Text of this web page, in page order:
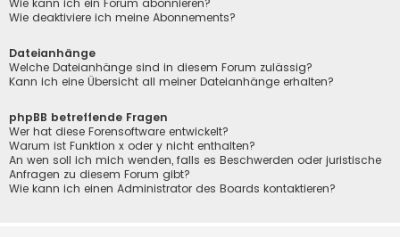
Wie kann ich ein Forum abonnieren?
Wie deaktiviere ich meine Abonnements?
Dateianhänge
Welche Dateianhänge sind in diesem Forum zulässig?
Kann ich eine Übersicht all meiner Dateianhänge erhalten?
phpBB betreffende Fragen
Wer hat diese Forensoftware entwickelt?
Warum ist Funktion x oder y nicht enthalten?
An wen soll ich mich wenden, falls es Beschwerden oder juristische
Anfragen zu diesem Forum gibt?
Wie kann ich einen Administrator des Boards kontaktieren?